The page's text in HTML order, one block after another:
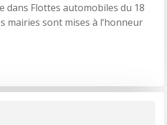
dans Flottes automobiles du 18
mairies sont mises à l‘honneur